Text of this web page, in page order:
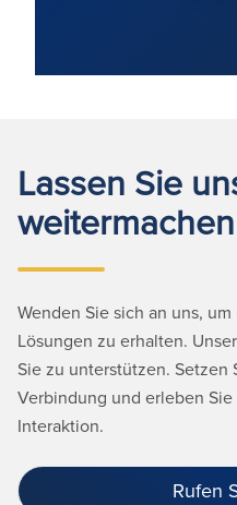
Lassen Sie
weitermachen
Wenden Sie sich an uns,
Lösungen zu erhalten.
Sie zu unterstützen. Setzen
Verbindung und erleben
Interaktion.
Rufen